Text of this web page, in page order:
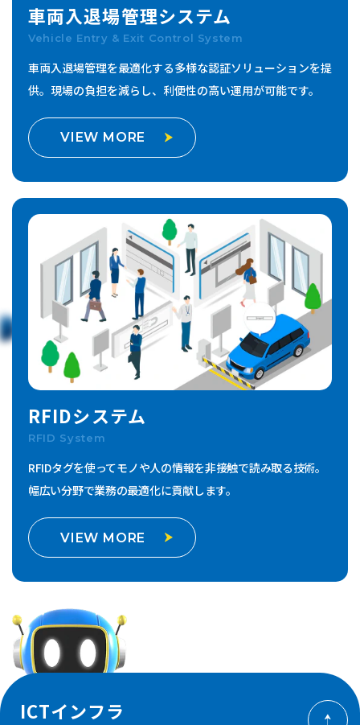
車両入退場管理システム
Vehicle Entry & Exit Control System
車両入退場管理を最適化する多様な認証ソリューションを提
供。 現場の負担を減らし、利便性の高い運用が可能です。
VIEW MORE
RFIDシステム
RFID System
RFIDタグを使ってモノや人の情報を非接触で読み取る技術。
幅広い分野で業務の最適化に貢献します。
VIEW MORE
ICTインフラ